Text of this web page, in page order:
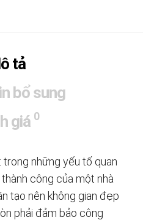
tả
bổ sung
giá 0
trong những yếu tố quan
công của một nhà
tạo nên không gian đẹp
phải đảm bảo công